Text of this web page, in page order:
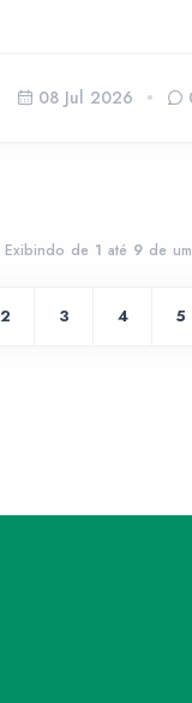
08 Jul 2026
Exibindo de 1 até 9 de
2 3 4 5